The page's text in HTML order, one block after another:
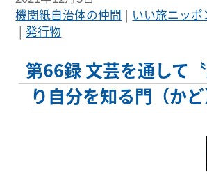
機関紙自治体の仲間
いい旅ニッ
発行物
第66録 文芸を通して
り自分を知る門（か